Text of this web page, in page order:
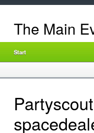
The Main
Start